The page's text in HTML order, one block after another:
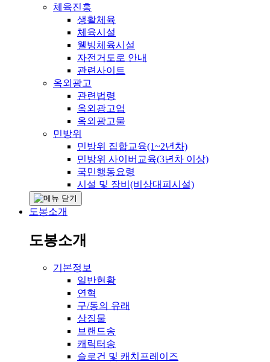
체육진흥
생활체육
체육시설
웰빙체육시설
자전거도로 안내
관련사이트
옥외광고
관련법령
옥외광고업
옥외광고물
민방위
민방위 집합교육(1~2년차)
민방위 사이버교육(3년차 이상)
국민행동요령
시설 및 장비(비상대피시설)
도봉소개
도봉소개
기본정보
일반현황
연혁
구/동의 유래
상징물
브랜드송
캐릭터송
슬로건 및 캐치프레이즈